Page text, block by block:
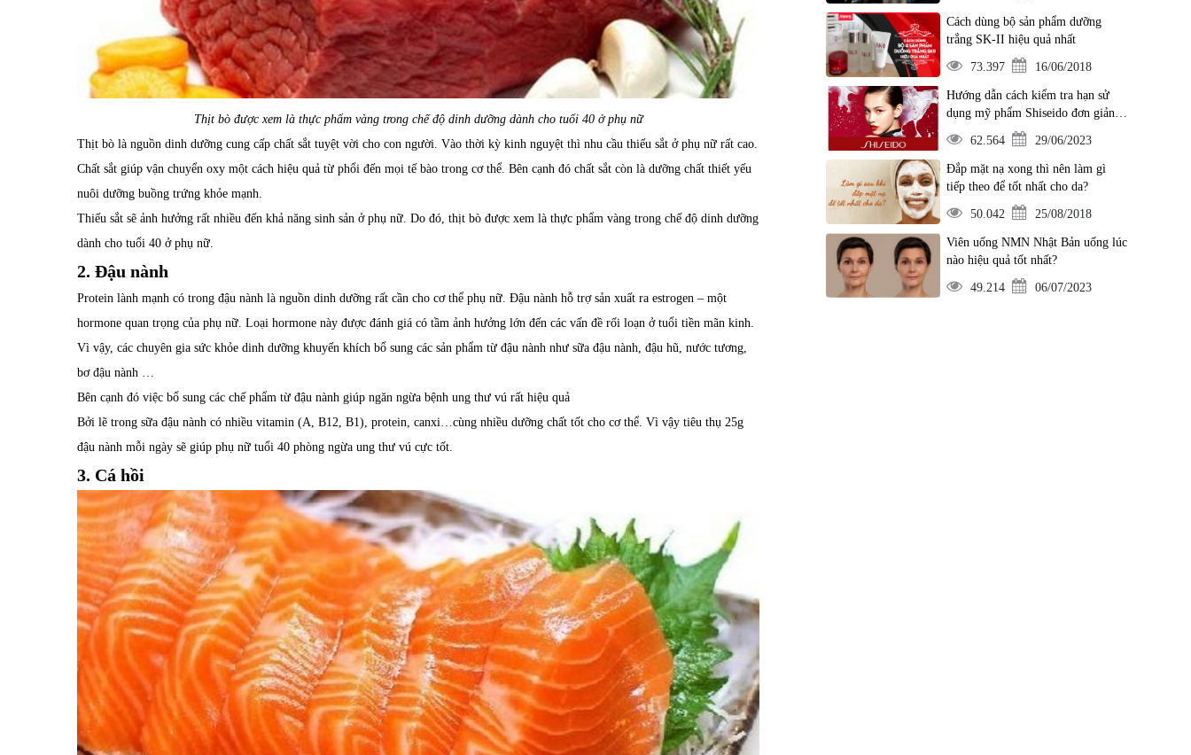
Thịt bò được xem là thực phẩm vàng trong chế độ dinh dưỡng dành cho tuổi 40 ở phụ nữ
Thịt bò là nguồn dinh dưỡng cung cấp chất sắt tuyệt vời cho con người. Vào thời kỳ kinh nguyệt thì nhu cầu thiếu sắt ở phụ nữ rất cao.
Chất sắt giúp vận chuyển oxy một cách hiệu quả từ phổi đến mọi tế bào trong cơ thể. Bên cạnh đó chất sắt còn là dưỡng chất thiết yếu
nuôi dưỡng buồng trứng khỏe mạnh.
Thiếu sắt sẽ ảnh hưởng rất nhiều đến khả năng sinh sản ở phụ nữ. Do đó, thịt bò được xem là thực phẩm vàng trong chế độ dinh dưỡng
dành cho tuổi 40 ở phụ nữ.
2. Đậu nành
Protein lành mạnh có trong đậu nành là nguồn dinh dưỡng rất cần cho cơ thể phụ nữ. Đậu nành hỗ trợ sản xuất ra estrogen – một
hormone quan trọng của phụ nữ. Loại hormone này được đánh giá có tầm ảnh hưởng lớn đến các vấn đề rối loạn ở tuổi tiền mãn kinh.
Vì vậy, các chuyên gia sức khỏe dinh dưỡng khuyến khích bổ sung các sản phẩm từ đậu nành như sữa đậu nành, đậu hũ, nước tương,
bơ đậu nành …
Bên cạnh đó việc bổ sung các chế phẩm từ đậu nành giúp ngăn ngừa bệnh ung thư vú rất hiệu quả
Bởi lẽ trong sữa đậu nành có nhiều vitamin (A, B12, B1), protein, canxi…cùng nhiều dưỡng chất tốt cho cơ thể. Vì vậy tiêu thụ 25g
đậu nành mỗi ngày sẽ giúp phụ nữ tuổi 40 phòng ngừa ung thư vú cực tốt.
3. Cá hồi
Cách dùng bộ sản phẩm dưỡng
trắng SK-II hiệu quả nhất
73.397 16/06/2018
Hướng dẫn cách kiểm tra hạn sử
dụng mỹ phẩm Shiseido đơn giản
nhất
62.564 29/06/2023
Đắp mặt nạ xong thì nên làm gì
tiếp theo để tốt nhất cho da?
50.042 25/08/2018
Viên uống NMN Nhật Bản uống lúc
nào hiệu quả tốt nhất?
49.214 06/07/2023